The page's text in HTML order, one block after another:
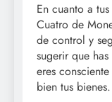
En cuanto a
Cuatro de
de control y
sugerir que
eres
bien tus bienes.